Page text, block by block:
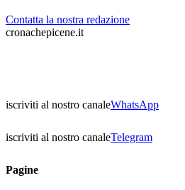
Contatta la nostra redazione
cronachepicene.it
iscriviti al nostro canaleWhatsApp
iscriviti al nostro canaleTelegram
Pagine